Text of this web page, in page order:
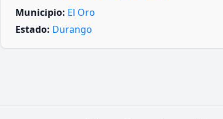
Municipio: El Oro
Estado: Durango